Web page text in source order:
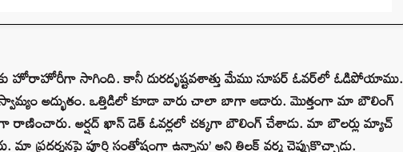
హోరాహోరీగా సాగింది. కానీ దురదృష్టవశాత్తు మేము సూపర్ ఓవర్‌లో ఓడిపోయాము.
అద్భుతం. ఒత్తిడిలో కూడా వారు చాలా బాగా ఆడారు. మొత్తంగా మా బౌలింగ్
రాణించారు. అర్షద్ ఖాన్ డెత్ ఓవర్లలో చక్కగా బౌలింగ్ చేశాడు. మా బౌలర్లు మ్యాచ్
మా ప్రదర్శనపై పూర్తి సంతోషంగా ఉన్నాను’ అని తిలక్ వర్మ చెప్పుకొచ్చాడు.